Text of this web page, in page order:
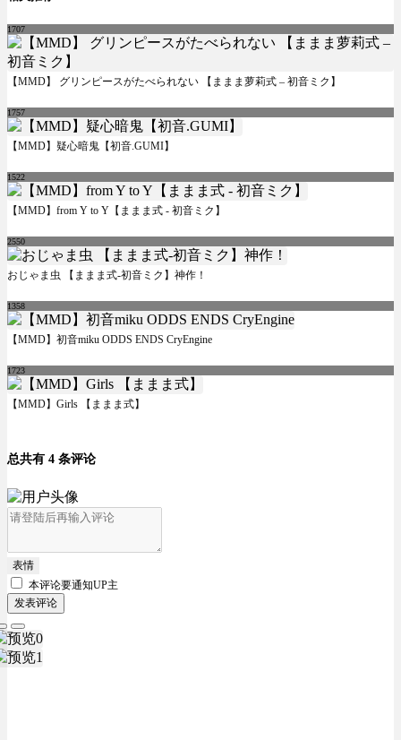
1707
【MMD】 グリンピースがたべられない 【ままま萝莉式 – 初音ミク】
1757
【MMD】疑心暗鬼【初音.GUMI】
1522
【MMD】from Y to Y【ままま式 - 初音ミク】
2550
おじゃま虫 【ままま式-初音ミク】神作！
1358
【MMD】初音miku ODDS ENDS CryEngine
1723
【MMD】Girls 【ままま式】
总共有 4 条评论
表情
本评论要通知UP主
发表评论